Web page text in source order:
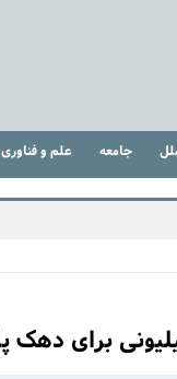
جامعه علم و فناوری